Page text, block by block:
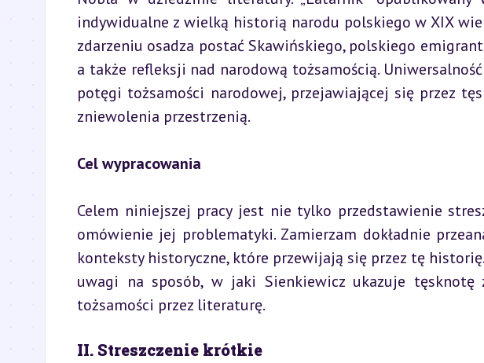
indywidualne z wielką historią narodu polskiego w XIX
zdarzeniu osadza postać Skawińskiego, polskiego
a także refleksji nad narodową tożsamością.
potęgi tożsamości narodowej, przejawiającej się przez
zniewolenia przestrzenią.
Cel wypracowania
Celem niniejszej pracy jest nie tylko przedstawienie
omówienie jej problematyki. Zamierzam dokładnie
konteksty historyczne, które przewijają się przez tę
uwagi na sposób, w jaki Sienkiewicz ukazuje tęsknotę
tożsamości przez literaturę.
II. Streszczenie krótkie